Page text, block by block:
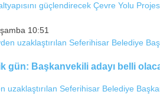
güçlendirecek Çevre Yolu
10:51
gün: Başkanvekili adayı belli
uzaklaştırılan Seferihisar Belediye